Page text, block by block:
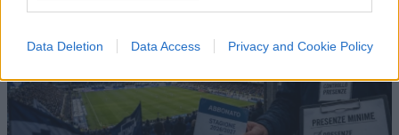
Data Deletion Data Access Privacy and Cookie Policy